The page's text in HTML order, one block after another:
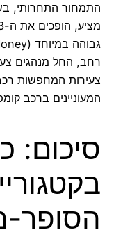
התמחור התחרותי,
רחב, החל מנהגים
צעירות המחפשות
המעוניינים ברכב
סיכום:
הסופר-